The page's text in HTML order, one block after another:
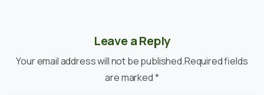
Leave a Reply
Your email address will not be published.Required fields
are marked *